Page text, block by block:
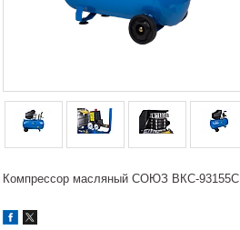
Компрессор масляный СОЮЗ ВКС-93155С